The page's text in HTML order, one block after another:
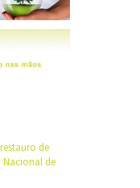
de
Nacional de